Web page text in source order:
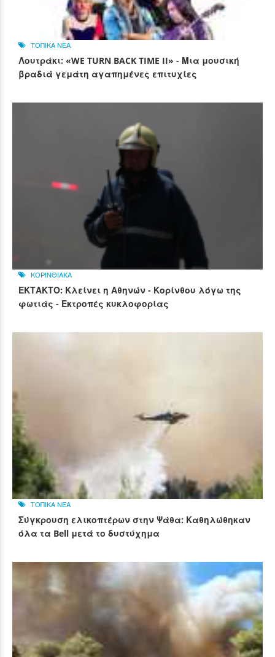
ΤΟΠΙΚΑ ΝΕΑ
Λουτράκι: «WE TURN BACK TIME II» - Μια μουσική
βραδιά γεμάτη αγαπημένες επιτυχίες
ΚΟΡΙΝΘΙΑΚΑ
ΕΚΤΑΚΤΟ: Κλείνει η Αθηνών - Κορίνθου λόγω της
φωτιάς - Εκτροπές κυκλοφορίας
ΤΟΠΙΚΑ ΝΕΑ
Σύγκρουση ελικοπτέρων στην Ψάθα: Καθηλώθηκαν
όλα τα Bell μετά το δυστύχημα